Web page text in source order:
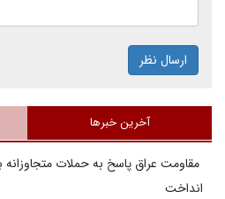
ارسال نظر
آخرین خبرها
مقاومت عراق پاسخ به حملات
انداخت